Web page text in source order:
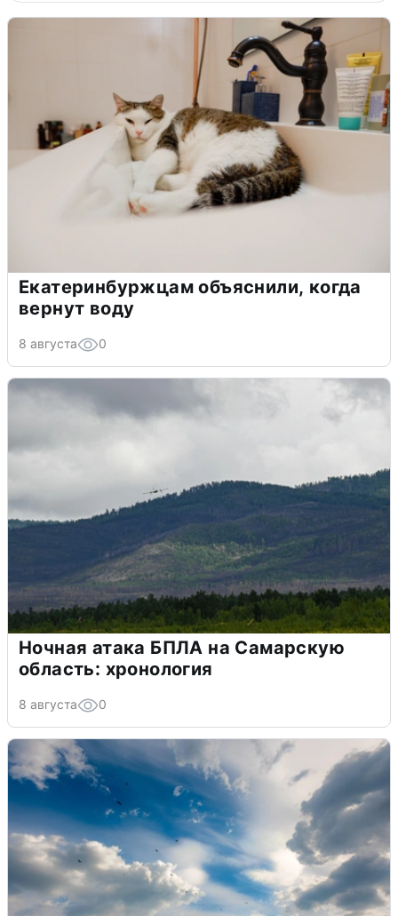
Екатеринбуржцам объяснили, когда
вернут воду
8 августа 0
Ночная атака БПЛА на Самарскую
область: хронология
8 августа 0